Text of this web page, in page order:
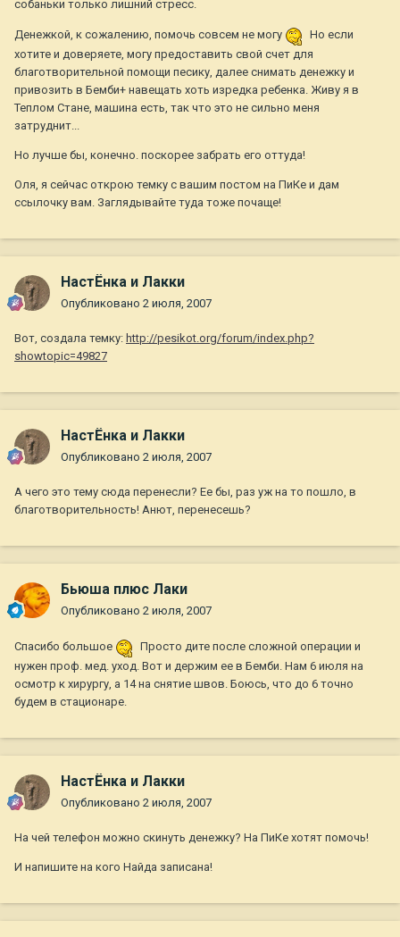
собаньки только лишний стресс.
Денежкой, к сожалению, помочь совсем не могу
Но если
хотите и доверяете, могу предоставить свой счет для
благотворительной помощи песику, далее снимать денежку и
привозить в Бемби+ навещать хоть изредка ребенка. Живу я в
Теплом Стане, машина есть, так что это не сильно меня
затруднит...
Но лучше бы, конечно. поскорее забрать его оттуда!
Оля, я сейчас открою темку с вашим постом на ПиКе и дам
ссылочку вам. Заглядывайте туда тоже почаще!
НастЁнка и Лакки
Опубликовано 2 июля, 2007
Вот, создала темку: http://pesikot.org/forum/index.php?
showtopic=49827
НастЁнка и Лакки
Опубликовано 2 июля, 2007
А чего это тему сюда перенесли? Ее бы, раз уж на то пошло, в
благотворительность! Анют, перенесешь?
Бьюша плюс Лаки
Опубликовано 2 июля, 2007
Спасибо большое
Просто дите после сложной операции и
нужен проф. мед. уход. Вот и держим ее в Бемби. Нам 6 июля на
осмотр к хирургу, а 14 на снятие швов. Боюсь, что до 6 точно
будем в стационаре.
НастЁнка и Лакки
Опубликовано 2 июля, 2007
На чей телефон можно скинуть денежку? На ПиКе хотят помочь!
И напишите на кого Найда записана!